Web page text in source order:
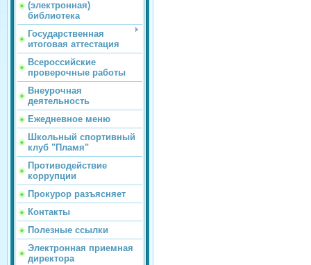
(электронная)
библиотека
Государственная
итоговая аттестация
Всероссийские
проверочные работы
Внеурочная
деятельность
Ежедневное меню
Школьный спортивный
клуб "Пламя"
Противодействие
коррупции
Прокурор разъясняет
Контакты
Полезные ссылки
Электронная приемная
директора